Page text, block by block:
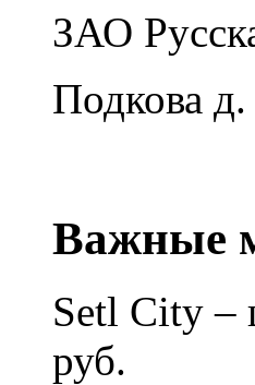
ЗАО
Подкова д.
Важные
Setl City –
руб.